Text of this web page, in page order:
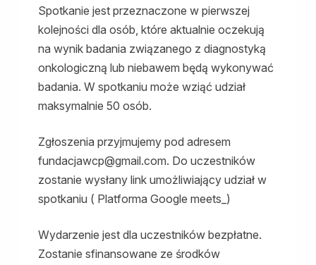
Spotkanie jest przeznaczone w pierwszej
kolejności dla osób, które aktualnie oczekują
na wynik badania związanego z diagnostyką
onkologiczną lub niebawem będą wykonywać
badania. W spotkaniu może wziąć udział
maksymalnie 50 osób.
Zgłoszenia przyjmujemy pod adresem
fundacjawcp@gmail.com. Do uczestników
zostanie wysłany link umożliwiający udział w
spotkaniu ( Platforma Google meets_)
Wydarzenie jest dla uczestników bezpłatne.
Zostanie sfinansowane ze środków